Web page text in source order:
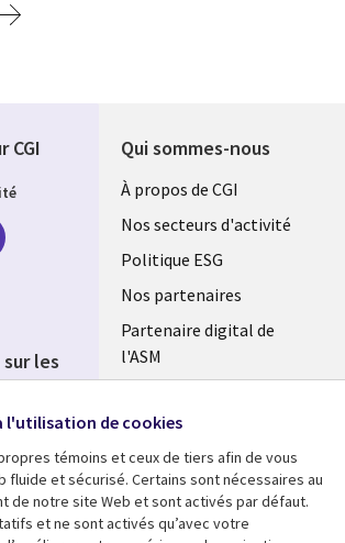
Qui sommes-nous
Useful
links
FRANCE
À propos de CGI
Nos secteurs d'activité
Politique ESG
Nos partenaires
Partenaire digital de
l'ASM
Fusions
Support
CGI
les
l'utilisation de cookies
témoins et ceux de tiers afin de vous
fluide et sécurisé. Certains sont nécessaires au
de notre site Web et sont activés par défaut.
et ne sont activés qu’avec votre